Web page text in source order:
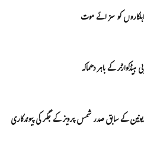
کے باہر دھماکہ
یونین کے سابق صدر شمس پرویز کے جگر کی پیوندکاری